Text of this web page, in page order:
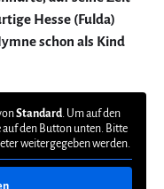
Hesse (Fulda)
schon als Kind
Standard . Um auf den
den Button unten. Bitte
weitergegeben werden.